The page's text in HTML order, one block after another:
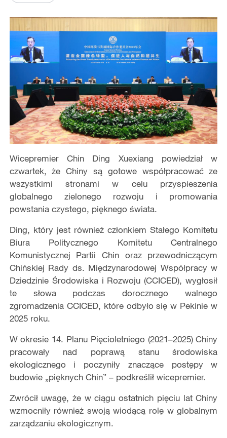
Wicepremier Chin Ding Xuexiang powiedział w
czwartek, że Chiny są gotowe współpracować ze
wszystkimi stronami w celu przyspieszenia
globalnego zielonego rozwoju i promowania
powstania czystego, pięknego świata.
Ding, który jest również członkiem Stałego Komitetu
Biura Politycznego Komitetu Centralnego
Komunistycznej Partii Chin oraz przewodniczącym
Chińskiej Rady ds. Międzynarodowej Współpracy w
Dziedzinie Środowiska i Rozwoju (CCICED), wygłosił
te słowa podczas dorocznego walnego
zgromadzenia CCICED, które odbyło się w Pekinie w
2025 roku.
W okresie 14. Planu Pięcioletniego (2021–2025) Chiny
pracowały nad poprawą stanu środowiska
ekologicznego i poczyniły znaczące postępy w
budowie „pięknych Chin” – podkreślił wicepremier.
Zwrócił uwagę, że w ciągu ostatnich pięciu lat Chiny
wzmocniły również swoją wiodącą rolę w globalnym
zarządzaniu ekologicznym.